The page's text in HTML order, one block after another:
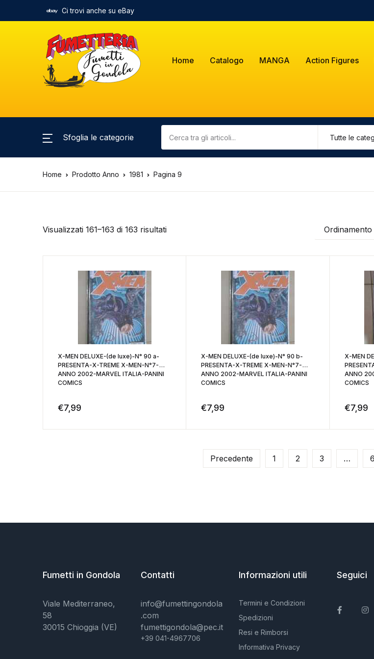
Ci trovi anche su eBay
Home Catalogo MANGA Action Figures
Sfoglia le categorie
Home Prodotto Anno 1981 Pagina 9
Visualizzati 161–163 di 163 risultati
X-MEN DELUXE-(de luxe)-N° 90 a-
PRESENTA-X-TREME X-MEN-N°7-
ANNO 2002-MARVEL ITALIA-PANINI
COMICS
€7,99
X-MEN DELUXE-(de luxe)-N° 90 b-
PRESENTA-X-TREME X-MEN-N°7-
ANNO 2002-MARVEL ITALIA-PANINI
COMICS
€7,99
X-MEN
ANNO
COMICS
€7,99
Precedente 1 2 3 … 6
Fumetti in Gondola
Viale Mediterraneo,
58
30015 Chioggia (VE)
Contatti
info@fumettingondola
.com
fumettigondola@pec.it
+39 041-4967706
Informazioni utili
Termini e Condizioni
Spedizioni
Resi e Rimborsi
Informativa Privacy
Seguici
Facebook